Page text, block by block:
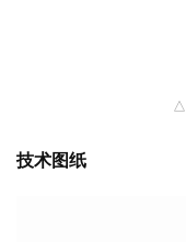
△
技术图纸